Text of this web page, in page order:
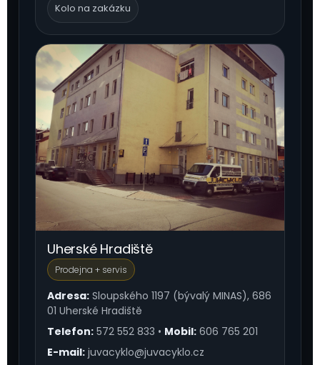
Kolo na zakázku
Uherské Hradiště
Prodejna + servis
Adresa: Sloupského 1197 (bývalý MINAS), 686
01 Uherské Hradiště
Telefon: 572 552 833 • Mobil: 606 765 201
E-mail: juvacyklo@juvacyklo.cz